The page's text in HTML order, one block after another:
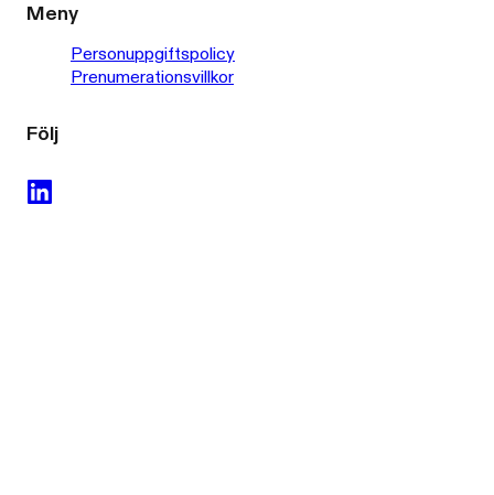
Meny
Personuppgiftspolicy
Prenumerationsvillkor
Följ